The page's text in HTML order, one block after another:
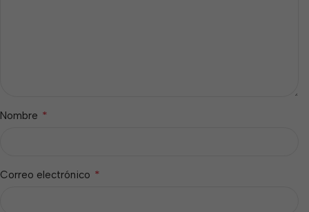
Nombre *
Correo electrónico *